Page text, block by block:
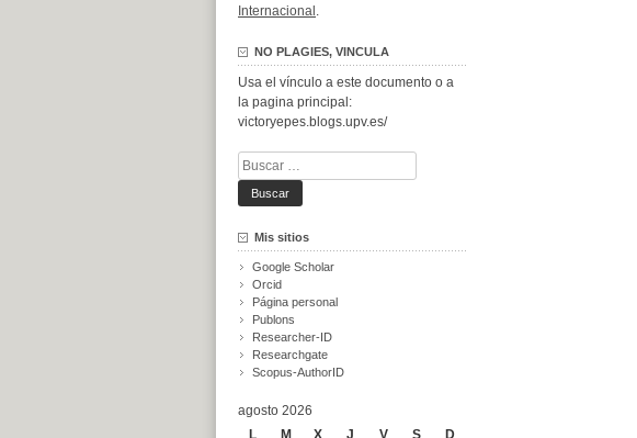
Internacional .
NO PLAGIES, VINCULA
Usa el vínculo a este documento o a
la pagina principal:
victoryepes.blogs.upv.es/
Buscar:
Mis sitios
Google Scholar
Orcid
Página personal
Publons
Researcher-ID
Researchgate
Scopus-AuthorID
agosto 2026
L
M X J V S
D